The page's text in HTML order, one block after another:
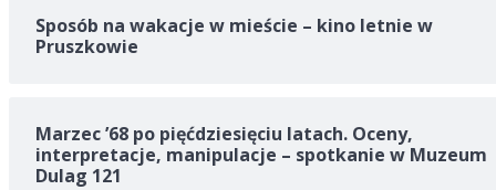
Sposób na wakacje w mieście – kino letnie w
Pruszkowie
Marzec ’68 po pięćdziesięciu latach. Oceny,
interpretacje, manipulacje – spotkanie w Muzeum
Dulag 121